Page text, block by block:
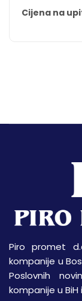
Cijena na
Piro promet
kompanije u
Poslovnih
kompanije u BiH